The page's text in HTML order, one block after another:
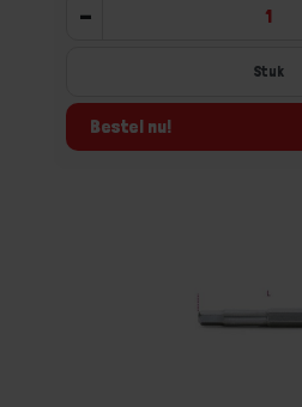
-
Stuk
Bestel nu!